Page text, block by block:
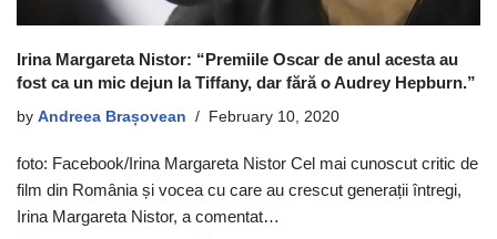
Irina Margareta Nistor: “Premiile Oscar de anul acesta au
fost ca un mic dejun la Tiffany, dar fără o Audrey Hepburn.”
by Andreea Brașovean February 10, 2020
foto: Facebook/Irina Margareta Nistor Cel mai cunoscut critic de
film din România și vocea cu care au crescut generații întregi,
Irina Margareta Nistor, a comentat…